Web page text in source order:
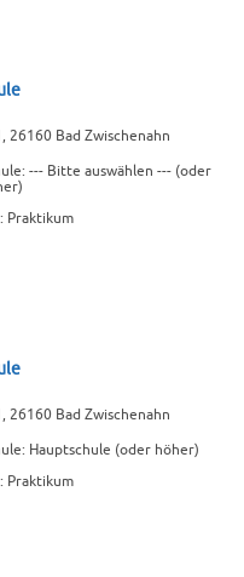
26160 Bad Zwischenahn
--- Bitte auswählen --- (oder
Praktikum
26160 Bad Zwischenahn
Hauptschule (oder höher)
Praktikum